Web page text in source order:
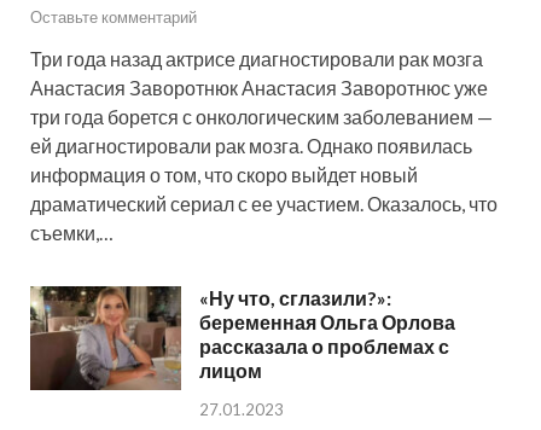
Оставьте комментарий
Три года назад актрисе диагностировали рак мозга
Анастасия Заворотнюк Анастасия Заворотнюс уже
три года борется с онкологическим заболеванием —
ей диагностировали рак мозга. Однако появилась
информация о том, что скоро выйдет новый
драматический сериал с ее участием. Оказалось, что
съемки,…
«Ну что, сглазили?»:
беременная Ольга Орлова
рассказала о проблемах с
лицом
27.01.2023